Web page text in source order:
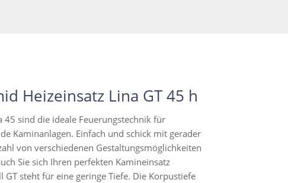
Heizeinsatz Lina GT 45 h
45 sind die ideale Feuerungstechnik für
Kaminanlagen. Einfach und schick mit gerader
von verschiedenen Gestaltungsmöglichkeiten
Sie sich Ihren perfekten Kamineinsatz
GT steht für eine geringe Tiefe. Die Korpustiefe